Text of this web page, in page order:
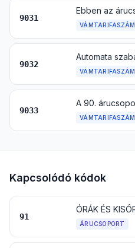
9031
VÁMTARIFASZÁM
9032
VÁMTARIFASZÁM
9033
VÁMTARIFASZÁM
Kapcsolódó kódok
91
ÁRUCSOPORT